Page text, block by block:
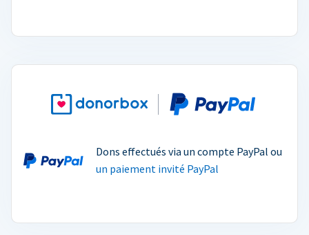
Dons effectués via un compte PayPal ou
un paiement invité PayPal